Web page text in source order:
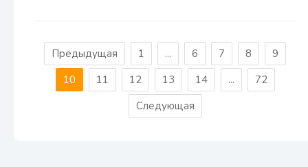
Предыдущая 1 ... 6 7 8
9
10
11 12 13 14 ...
72
Следующая